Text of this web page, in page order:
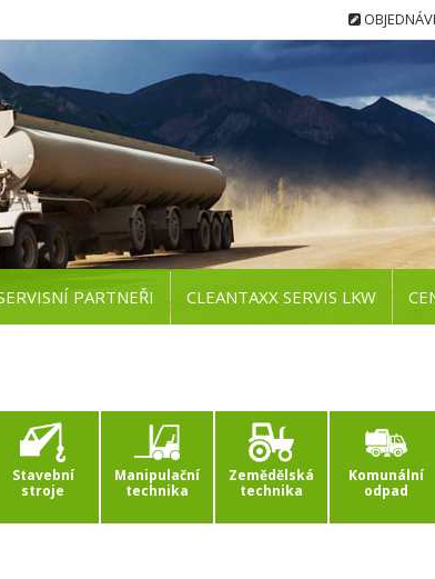
Stavební
stroje
Manipulační
technika
Zemědělská
technika
Komunální
odpad
PARTNEŘI CLEANTAXX SERVIS LKW